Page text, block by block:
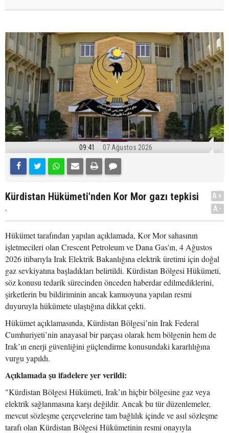
09:41 07 Ağustos 2026
Kürdistan Hükümeti'nden Kor Mor gazı tepkisi
.
A+
A-
Hükümet tarafından yapılan açıklamada, Kor Mor sahasının
işletmecileri olan Crescent Petroleum ve Dana Gas'ın, 4 Ağustos
2026 itibarıyla Irak Elektrik Bakanlığına elektrik üretimi için doğal
gaz sevkiyatına başladıkları belirtildi. Kürdistan Bölgesi Hükümeti,
söz konusu tedarik sürecinden önceden haberdar edilmediklerini,
şirketlerin bu bildiriminin ancak kamuoyuna yapılan resmi
duyuruyla hükümete ulaştığına dikkat çekti.
Hükümet açıklamasında, Kürdistan Bölgesi’nin Irak Federal
Cumhuriyeti’nin anayasal bir parçası olarak hem bölgenin hem de
Irak’ın enerji güvenliğini güçlendirme konusundaki kararlılığına
vurgu yapıldı.
Açıklamada şu ifadelere yer verildi:
"Kürdistan Bölgesi Hükümeti, Irak’ın hiçbir bölgesine gaz veya
elektrik sağlanmasına karşı değildir. Ancak bu tür düzenlemeler,
mevcut sözleşme çerçevelerine tam bağlılık içinde ve asıl sözleşme
tarafı olan Kürdistan Bölgesi Hükümetinin resmi onayıyla